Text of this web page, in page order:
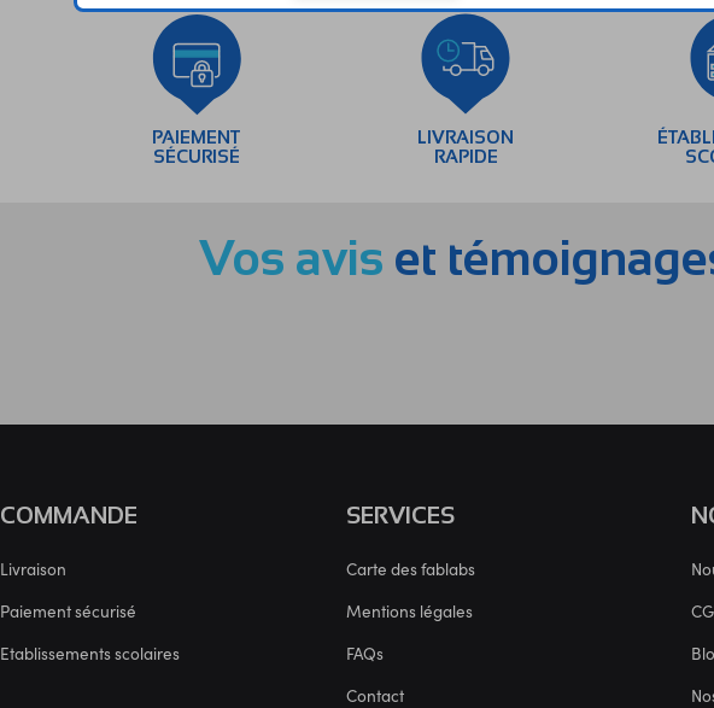
PAIEMENT
SÉCURISÉ
LIVRAISON
RAPIDE
Vos avis et
COMMANDE
Livraison
Paiement sécurisé
Etablissements scolaires
SERVICES
Carte des fablabs
Mentions légales
FAQs
Contact